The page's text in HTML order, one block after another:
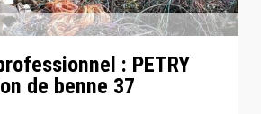
: PETRY
de benne 37